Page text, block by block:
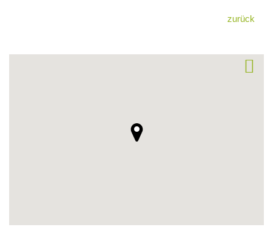
zurück